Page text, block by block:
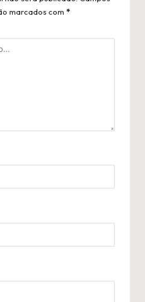
marcados com *